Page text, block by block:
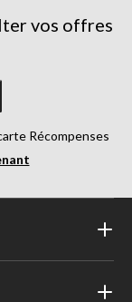
vos offres
Récompenses